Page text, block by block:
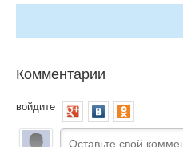
Комментарии
войдите